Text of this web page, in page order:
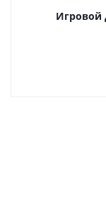
Игровой